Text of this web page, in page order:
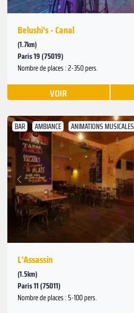
Belushi's - Canal
(1.7km)
Paris 19 (75019)
Nombre de places : 2-350 pers.
VOIR
BAR AMBIANCE ANIMATIONS MUSICALES
Précédent
L'Assassin
(1.5km)
Paris 11 (75011)
Nombre de places : 5-100 pers.